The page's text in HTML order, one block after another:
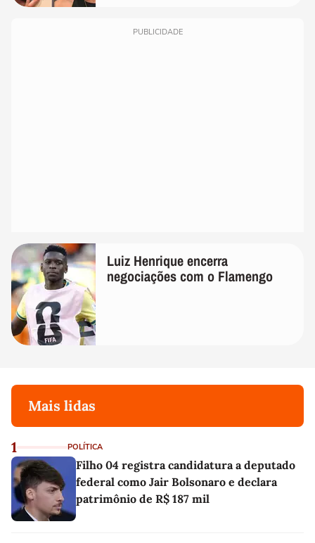
PUBLICIDADE
Luiz Henrique encerra
negociações com o Flamengo
Mais lidas
1 POLÍTICA
Filho 04 registra candidatura a deputado
federal como Jair Bolsonaro e declara
patrimônio de R$ 187 mil